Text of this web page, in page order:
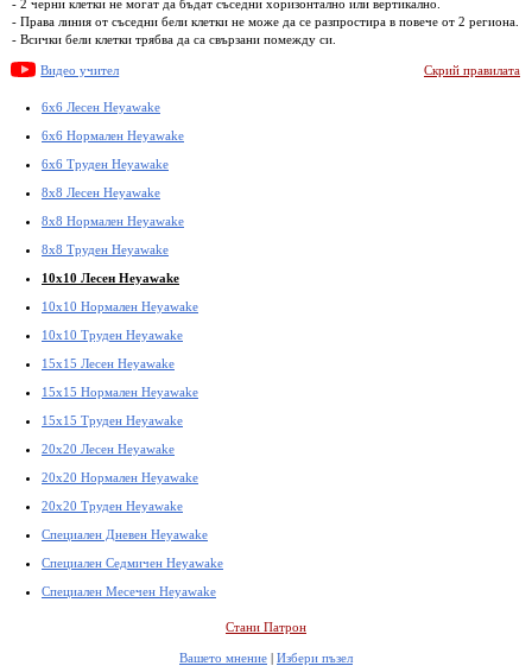
- 2 черни клетки не могат да бъдат съседни хоризонтално или вертикално.
- Права линия от съседни бели клетки не може да се разпростира в повече от 2 региона.
- Всички бели клетки трябва да са свързани помежду си.
Видео учител Скрий правилата
6x6 Лесен Heyawake
6x6 Нормален Heyawake
6x6 Труден Heyawake
8x8 Лесен Heyawake
8x8 Нормален Heyawake
8x8 Труден Heyawake
10x10 Лесен Heyawake
10x10 Нормален Heyawake
10x10 Труден Heyawake
15x15 Лесен Heyawake
15x15 Нормален Heyawake
15x15 Труден Heyawake
20x20 Лесен Heyawake
20x20 Нормален Heyawake
20x20 Труден Heyawake
Специален Дневен Heyawake
Специален Седмичен Heyawake
Специален Месечен Heyawake
Стани Патрон
Вашето мнение | Избери пъзел